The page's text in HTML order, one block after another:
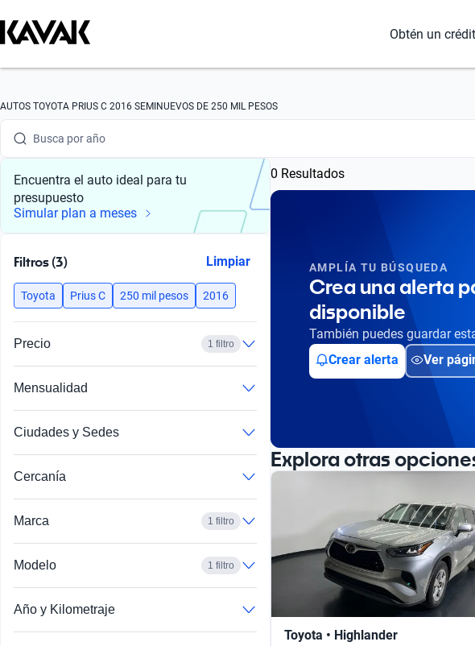
Obtén un
AUTOS TOYOTA PRIUS C 2016 SEMINUEVOS DE 250 MIL PESOS
Busca por marca
Busca por modelo
Busca por versión
Busca por año
Busca por marca
Busca por modelo
Busca por año
Encuentra el auto ideal para tu
presupuesto
Simular plan a meses
Filtros (3) Limpiar
Toyota Prius C 250 mil pesos 2016
Precio 1 filtro
Mensualidad
Ciudades y Sedes
Cercanía
Marca 1 filtro
Modelo 1 filtro
Año y Kilometraje
0 Resultados
AMPLÍA TU BÚSQUEDA
Crea una alerta
disponible
También puedes guardar
Crear alerta
Ver
Explora otras
Toyota • Highlander